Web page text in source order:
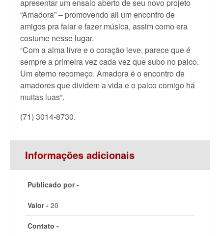
apresentar um ensaio aberto de seu novo projeto
“Amadora” – promovendo ali um encontro de
amigos pra falar e fazer música, assim como era
costume nesse lugar.
“Com a alma livre e o coração leve, parece que é
sempre a primeira vez cada vez que subo no palco.
Um eterno recomeço. Amadora é o encontro de
amadores que dividem a vida e o palco comigo há
muitas luas”.
(71) 3014-8730.
Informações adicionais
Publicado por -
Valor - 20
Contato -